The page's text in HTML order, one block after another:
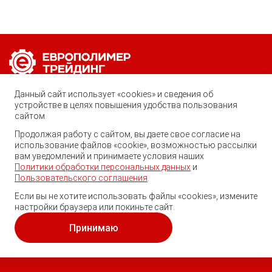
Позвоните нам по любому вопросу:
8 (800) 222-40-61
Ростов-на-Дону, ул. Вавилова, 59
trade@ep-group.ru
© 2010-2024. Европолимер-Трейдинг.
Все права защищены.
Политика обработки персональных данных
Данный сайт использует «cookies» и сведения об
устройстве в целях повышения удобства пользования
сайтом.
Продолжая работу с сайтом, вы даете свое согласие на
использование файлов «cookie», возможностью рассылки
вам уведомлений и принимаете условия наших
Политики обработки персональных данных и
Пользовательского соглашения
Если вы не хотите использовать файлы «cookies», измените
настройки браузера или покиньте сайт.
Принимаю